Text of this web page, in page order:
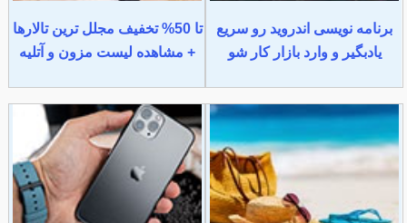
برنامه نویسی اندروید رو سریع
یادبگیر و وارد بازار کار شو
تا 50% تخفیف مجلل ترین تالارها
+ مشاهده لیست مزون و آتلیه